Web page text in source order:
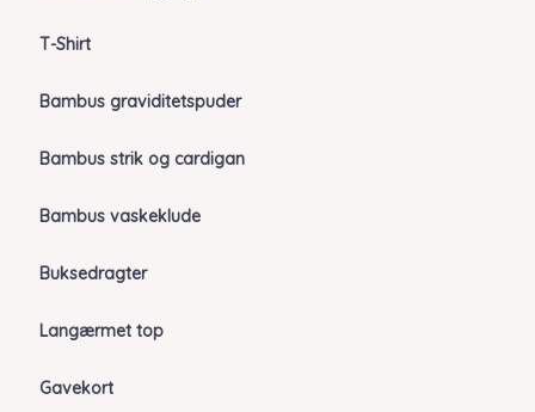
T-Shirt
Bambus graviditetspuder
Bambus strik og cardigan
Bambus vaskeklude
Buksedragter
Langærmet top
Gavekort